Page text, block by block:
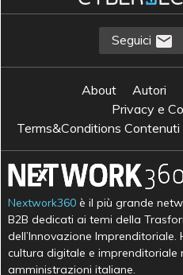
Seguici
About Autori
Privacy e
Terms&Conditions Contenuti
Nextwork360 è il più grande
B2B dedicati ai temi della
dell’Innovazione
cultura digitale e imprenditoriale
amministrazioni italiane.